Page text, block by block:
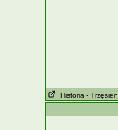
Historia -